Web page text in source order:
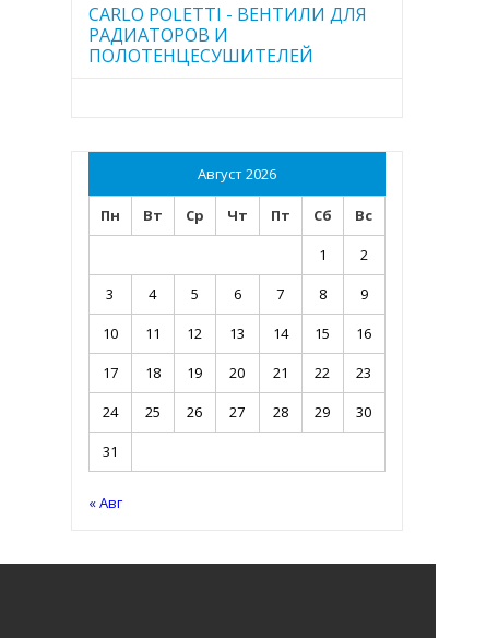
CARLO POLETTI - ВЕНТИЛИ ДЛЯ
РАДИАТОРОВ И
ПОЛОТЕНЦЕСУШИТЕЛЕЙ
Август 2026
Пн Вт Ср Чт Пт Сб
Вс
1
2
3
4 5 6 7 8
9
10
11 12 13 14 15
16
17
18 19 20 21 22
23
24
25 26 27 28 29
30
31
« Авг